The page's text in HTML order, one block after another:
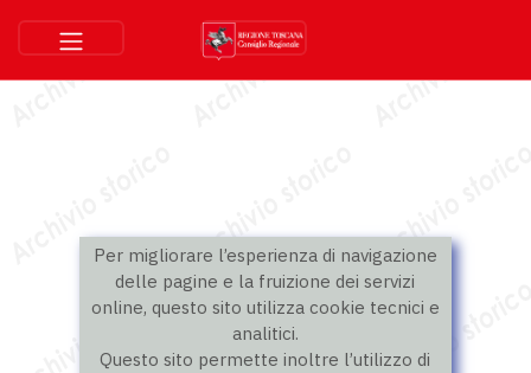
Per migliorare l’esperienza di navigazione
delle pagine e la fruizione dei servizi
online, questo sito utilizza cookie tecnici e
analitici.
Questo sito permette inoltre l’utilizzo di